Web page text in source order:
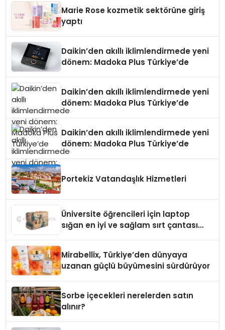
Marie Rose kozmetik sektörüne giriş
yaptı
Daikin’den akıllı iklimlendirmede yeni
dönem: Madoka Plus Türkiye’de
Daikin’den akıllı iklimlendirmede yeni
dönem: Madoka Plus Türkiye’de
Daikin’den akıllı iklimlendirmede yeni
dönem: Madoka Plus Türkiye’de
Portekiz Vatandaşlık Hizmetleri
Üniversite öğrencileri için laptop
sığan en iyi ve sağlam sırt çantası
Mirabellix, Türkiye’den dünyaya
uzanan güçlü büyümesini sürdürüyor
Sorbe içecekleri nerelerden satın
alınır?